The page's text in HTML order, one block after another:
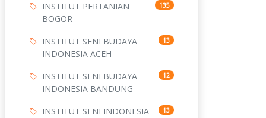
INSTITUT PERTANIAN
BOGOR
135
INSTITUT SENI BUDAYA
INDONESIA ACEH
13
INSTITUT SENI BUDAYA
INDONESIA BANDUNG
12
INSTITUT SENI INDONESIA
13